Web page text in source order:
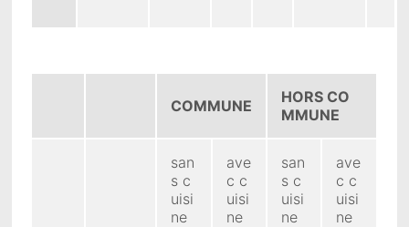
COMMUNE
HORS CO
MMUNE
san
s c
uisi
ne
ave
c c
uisi
ne
san
s c
uisi
ne
ave
c c
uisi
ne